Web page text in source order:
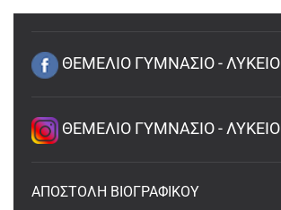
ΘΕΜΕΛΙΟ ΓΥΜΝΑΣΙΟ - ΛΥΚΕΙΟ
ΘΕΜΕΛΙΟ ΓΥΜΝΑΣΙΟ - ΛΥΚΕΙΟ
ΑΠΟΣΤΟΛΗ ΒΙΟΓΡΑΦΙΚΟΥ